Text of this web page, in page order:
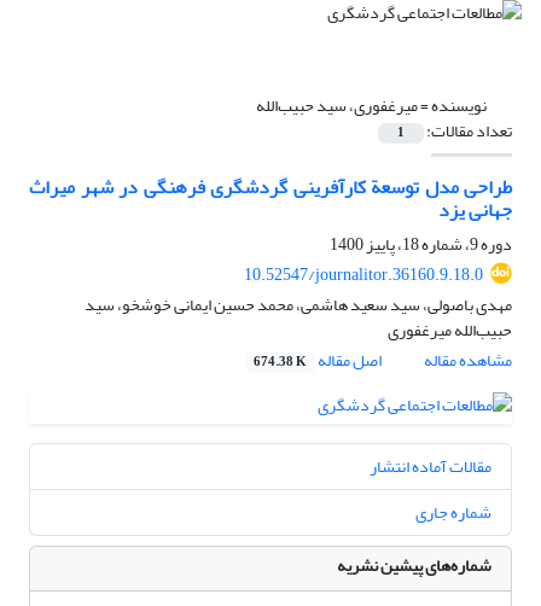
نویسنده =میرغفوری، سید حبیب‌الله
تعداد مقالات: 1
طراحی مدل توسعة کارآفرینی گردشگری فرهنگی در شهر میراث
جهانی یزد
دوره 9، شماره 18، پاییز 1400
10.52547/journalitor.36160.9.18.0
مهدی باصولی، سید سعید هاشمی، محمد حسین ایمانی خوشخو، سید
حبیب‌الله میرغفوری
مشاهده مقاله
اصل مقاله 674.38 K
مقالات آماده انتشار
شماره جاری
شماره‌های پیشین نشریه